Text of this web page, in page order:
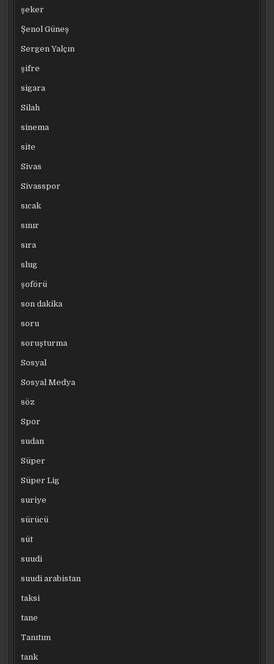
şeker
Şenol Güneş
Sergen Yalçın
şifre
sigara
Silah
sinema
site
Sivas
Sivasspor
sıcak
sınır
sıra
slug
şoförü
son dakika
soru
soruşturma
Sosyal
Sosyal Medya
söz
Spor
sudan
Süper
Süper Lig
suriye
sürücü
süt
suudi
suudi arabistan
taksi
tane
Tanıtım
tank